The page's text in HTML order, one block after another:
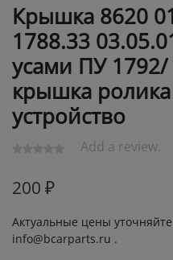
Крышка 8620
1788.33
усами ПУ
крышка
устройство
Add a review.
200 ₽
Актуальные цены
info@bcarparts.ru .